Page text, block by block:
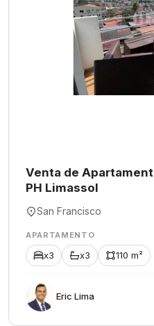
Venta de
PH Limassol
San Francisco
APARTAMENTO
x3 x3 110 m²
Eric Lima